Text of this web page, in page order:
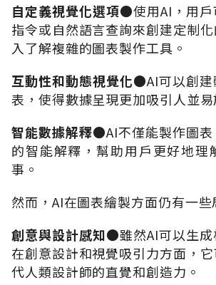
自定義視覺化選項●使用AI ，用
指令或自然語言查詢來創建定制
入了解複雜的圖表製作工具。
互動性和動態視覺化●AI可以創
表，使得數據呈現更加吸引人並易
智能數據解釋●AI不僅能製作圖
的智能解釋，幫助用戶更好地理
事。
然而， AI在圖表繪製方面仍有一些
創意與設計感知●雖然AI可以生
在創意設計和視覺吸引力方面，
代人類設計師的直覺和創造力。